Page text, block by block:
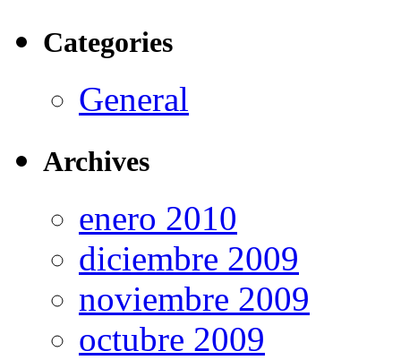
Categories
General
Archives
enero 2010
diciembre 2009
noviembre 2009
octubre 2009